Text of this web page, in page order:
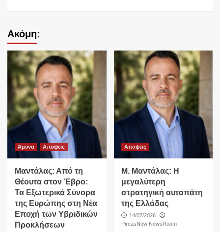
Ακόμη:
Άμυνα Αποψεις
Μαντάλας: Από τη
Θέουτα στον Έβρο:
Τα Εξωτερικά Σύνορα
της Ευρώπης στη Νέα
Εποχή των Υβριδικών
Προκλήσεων
Αποψεις
Μ. Μαντάλας: Η
μεγαλύτερη
στρατηγική αυταπάτη
της Ελλάδας
14/07/2026
PireasNow NewsRoom